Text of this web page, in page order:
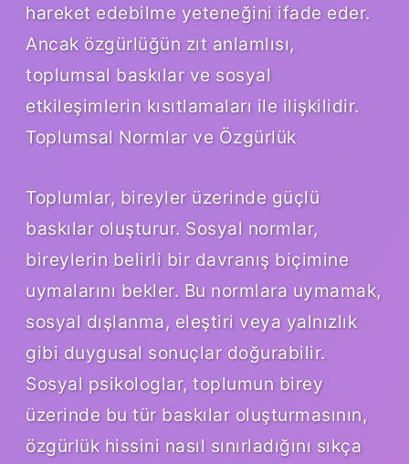
hareket edebilme yeteneğini ifade eder.
Ancak özgürlüğün zıt anlamlısı,
toplumsal baskılar ve sosyal
etkileşimlerin kısıtlamaları ile ilişkilidir.
Toplumsal Normlar ve Özgürlük
Toplumlar, bireyler üzerinde güçlü
baskılar oluşturur. Sosyal normlar,
bireylerin belirli bir davranış biçimine
uymalarını bekler. Bu normlara uymamak,
sosyal dışlanma, eleştiri veya yalnızlık
gibi duygusal sonuçlar doğurabilir.
Sosyal psikologlar, toplumun birey
üzerinde bu tür baskılar oluşturmasının,
özgürlük hissini nasıl sınırladığını sıkça